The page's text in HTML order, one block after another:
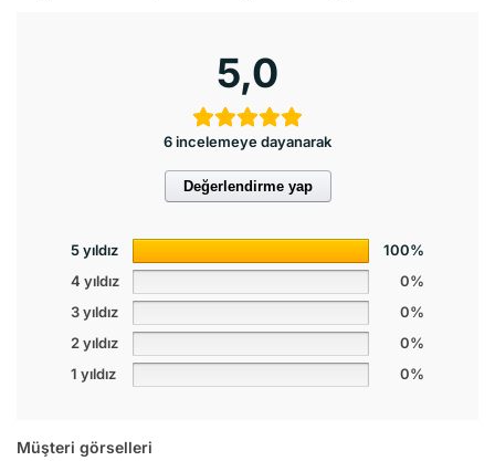
5,0
6 incelemeye dayanarak
Değerlendirme yap
5 yıldız
100%
4 yıldız
0%
3 yıldız
0%
2 yıldız
0%
1 yıldız
0%
Müşteri görselleri